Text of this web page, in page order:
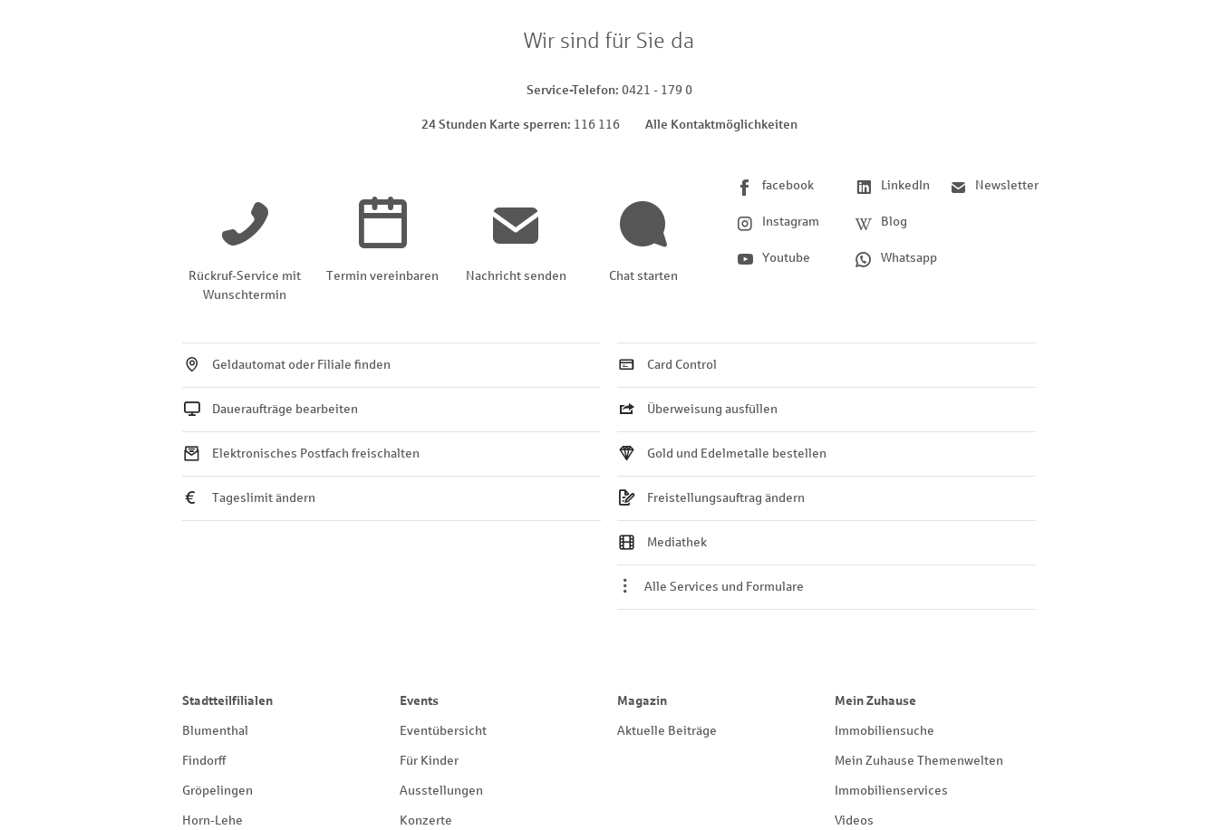
Wir sind für Sie da
Service-Telefon 0421 - 179 0
24 Stunden Karte sperren 116 116 Alle Kontaktmöglichkeiten
Rückruf-Service mit
Wunschtermin
Termin vereinbaren Nachricht senden Chat starten
facebook
Instagram
Youtube
LinkedIn
Blog
Whatsapp
Newsletter
Geldautomat oder Filiale finden
Daueraufträge bearbeiten
Elektronisches Postfach freischalten
Tageslimit ändern
Card Control
Überweisung ausfüllen
Gold und Edelmetalle bestellen
Freistellungsauftrag ändern
Mediathek
Alle Services und Formulare
Stadtteilfilialen
Blumenthal
Findorff
Gröpelingen
Horn-Lehe
Events
Eventübersicht
Für Kinder
Ausstellungen
Konzerte
Magazin
Aktuelle Beiträge
Mein Zuhause
Immobiliensuche
Mein Zuhause Themenwelten
Immobilienservices
Videos